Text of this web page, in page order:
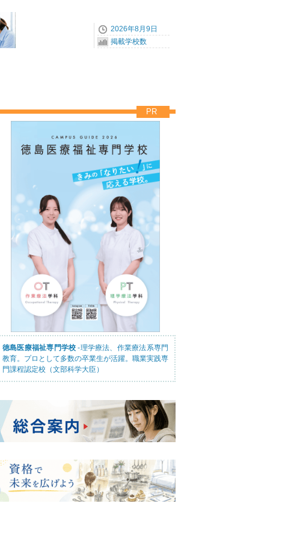
2026年8月9日
掲載学校数
PR
徳島医療福祉専門学校 -理学療法、作業療法系専門
教育。プロとして多数の卒業生が活躍。職業実践専
門課程認定校（文部科学大臣）